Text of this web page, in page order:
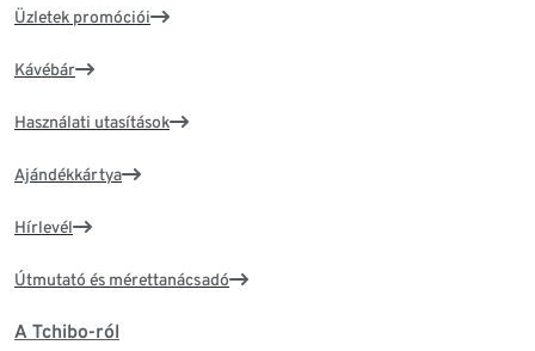
Üzletek promóciói
Kávébár
Használati utasítások
Ajándékkártya
Hírlevél
Útmutató és mérettanácsadó
A Tchibo-ról